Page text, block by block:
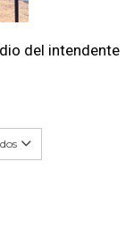
del intendente